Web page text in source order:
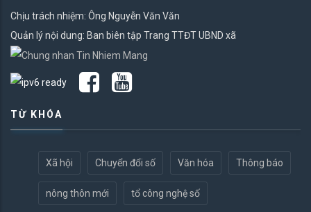
Chịu trách nhiệm: Ông Nguyễn Văn Văn
Quản lý nội dung: Ban biên tập Trang TTĐT UBND xã
TỪ KHÓA
Xã hội Chuyển đổi số Văn hóa Thông báo
nông thôn mới tổ công nghệ số